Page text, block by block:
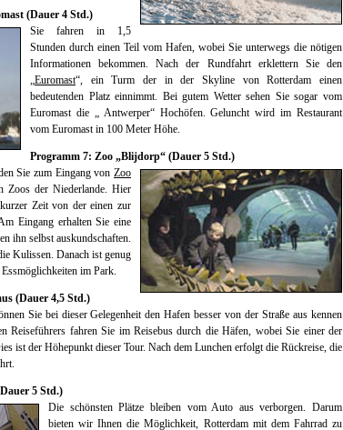
(Dauer 4 Std.)
Sie fahren in 1,5
Stunden durch einen Teil vom Hafen, wobei Sie unterwegs die nötigen
Informationen bekommen. Nach der Rundfahrt erklettern Sie den
„Euromast“, ein Turm der in der Skyline von Rotterdam einen
bedeutenden Platz einnimmt. Bei gutem Wetter sehen Sie sogar vom
Euromast die „ Antwerper“ Hochöfen. Geluncht wird im Restaurant
vom Euromast in 100 Meter Höhe.
Programm 7: Zoo „Blijdorp“ (Dauer 5 Std.)
Sie zum Eingang von Zoo
Zoos der Niederlande. Hier
Zeit von der einen zur
Eingang erhalten Sie eine
ihn selbst auskundschaften.
Kulissen. Danach ist genug
im Park.
(Dauer 4,5 Std.)
Sie bei dieser Gelegenheit den Hafen besser von der Straße aus kennen
Reiseführers fahren Sie im Reisebus durch die Häfen, wobei Sie einer der
ist der Höhepunkt dieser Tour. Nach dem Lunchen erfolgt die Rückreise, die
5 Std.)
Die schönsten Plätze bleiben vom Auto aus verborgen. Darum
bieten wir Ihnen die Möglichkeit, Rotterdam mit dem Fahrrad zu